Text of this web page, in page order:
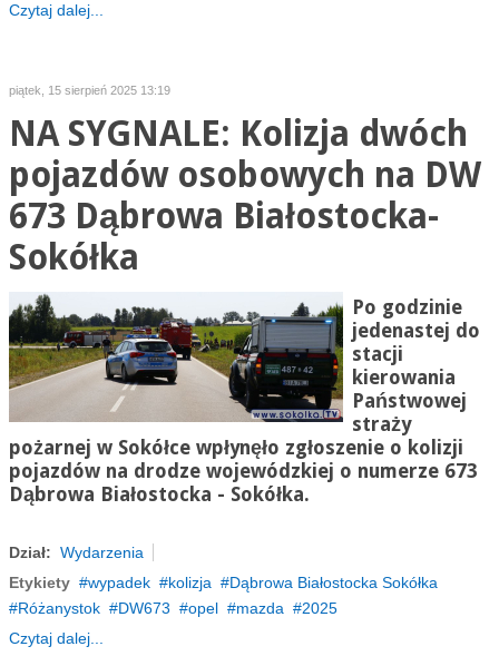
Czytaj dalej...
piątek, 15 sierpień 2025 13:19
NA SYGNALE: Kolizja dwóch
pojazdów osobowych na DW
673 Dąbrowa Białostocka-
Sokółka
Po godzinie
jedenastej do
stacji
kierowania
Państwowej
straży
pożarnej w Sokółce wpłynęło zgłoszenie o kolizji
pojazdów na drodze wojewódzkiej o numerze 673
Dąbrowa Białostocka - Sokółka.
Dział: Wydarzenia
Etykiety
wypadek kolizja
Dąbrowa Białostocka Sokółka
Różanystok
DW673 opel mazda
2025
Czytaj dalej...